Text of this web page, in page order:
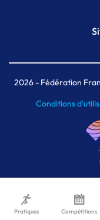
2026- Fédération
Conditions
Pratiques Compétitions